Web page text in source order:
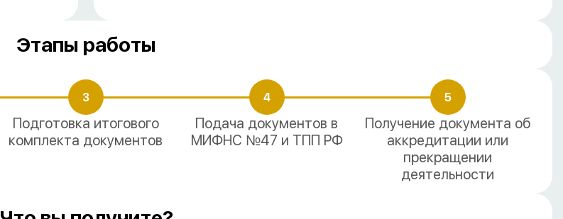
Этапы работы
3
Подготовка итогового
комплекта документов
4
Подача документов в
МИФНС №47 и ТПП РФ
5
Получение документа об
аккредитации или
прекращении
деятельности